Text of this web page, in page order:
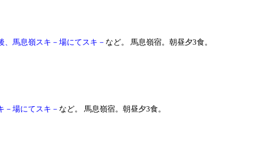
、馬息嶺スキ－場にてスキ－ など。 馬息嶺宿。朝昼夕3食。
－場にてスキ－ など。 馬息嶺宿。朝昼夕3食。